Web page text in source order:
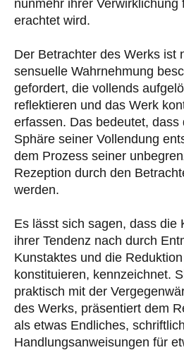
nunmehr ihrer Verwirklichung
erachtet wird.
Der Betrachter des Werks ist
sensuelle Wahrnehmung
gefordert, die vollends
reflektieren und das Werk
erfassen. Das bedeutet, dass
Sphäre seiner Vollendung
dem Prozess seiner
Rezeption durch den
werden.
Es lässt sich sagen, dass die
ihrer Tendenz nach durch
Kunstaktes und die
konstituieren, kennzeichnet.
praktisch mit der
des Werks, präsentiert dem
als etwas Endliches,
Handlungsanweisungen für